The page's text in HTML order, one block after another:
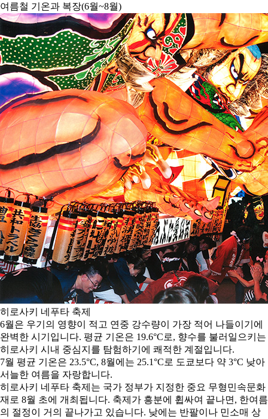
여름철 기온과 복장(6월~8월)
히로사키 네푸타 축제
6월은 우기의 영향이 적고 연중 강수량이 가장 적어 나들이기에
완벽한 시기입니다. 평균 기온은 19.6°C로, 향수를 불러일으키는
히로사키 시내 중심지를 탐험하기에 쾌적한 계절입니다.
7월 평균 기온은 23.5°C, 8월에는 25.1°C로 도쿄보다 약 3°C 낮아
서늘한 여름을 자랑합니다.
히로사키 네푸타 축제는 국가 정부가 지정한 중요 무형민속문화
재로 8월 초에 개최됩니다. 축제가 흥분에 휩싸여 끝나면, 한여름
의 절정이 거의 끝나가고 있습니다. 낮에는 반팔이나 민소매 상